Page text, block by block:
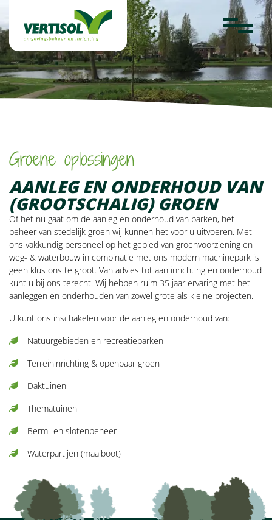
Werken bij
Projecten
Laatste nieuws
Groene oplossingen
AANLEG EN ONDERHOUD VAN
(GROOTSCHALIG) GROEN
Of het nu gaat om de aanleg en onderhoud van parken, het
beheer van stedelijk groen wij kunnen het voor u uitvoeren. Met
ons vakkundig personeel op het gebied van groenvoorziening en
weg- & waterbouw in combinatie met ons modern machinepark is
geen klus ons te groot. Van advies tot aan inrichting en onderhoud
kunt u bij ons terecht. Wij hebben ruim 35 jaar ervaring met het
aanleggen en onderhouden van zowel grote als kleine projecten.
U kunt ons inschakelen voor de aanleg en onderhoud van:
Natuurgebieden en recreatieparken
Terreininrichting & openbaar groen
Daktuinen
Thematuinen
Berm- en slotenbeheer
Waterpartijen (maaiboot)